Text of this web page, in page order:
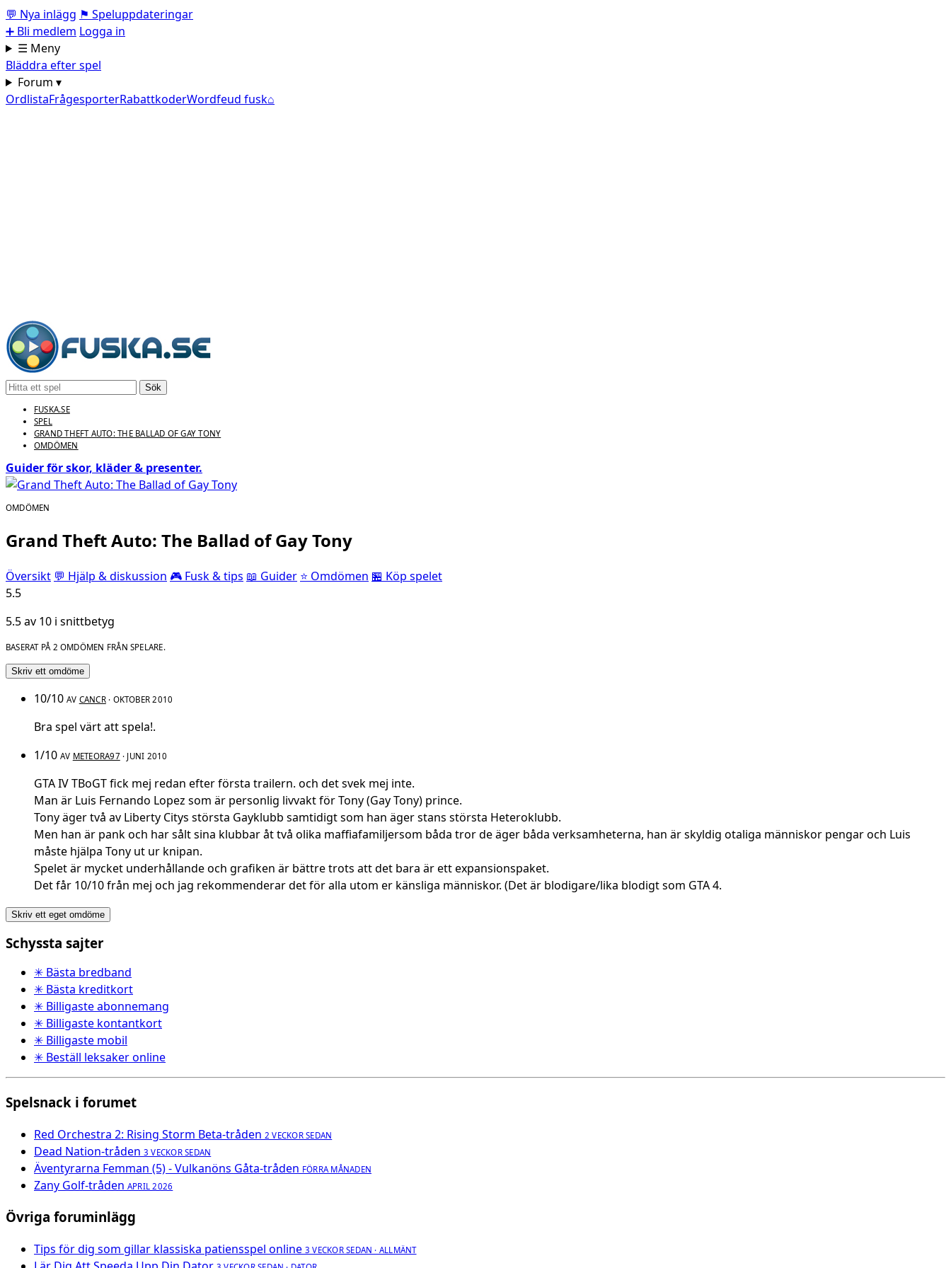
💬 Nya inlägg ⚑ Speluppdateringar
➕ Bli medlem Logga in
☰ Meny
Bläddra efter spel
Forum ▾
OrdlistaFrågesporterRabattkoderWordfeud fusk⌂
Sök
FUSKA.SE
SPEL
GRAND THEFT AUTO: THE BALLAD OF GAY TONY
OMDÖMEN
Guider för skor, kläder & presenter.
OMDÖMEN
Grand Theft Auto: The Ballad of Gay Tony
Översikt 💬 Hjälp & diskussion 🎮 Fusk & tips 📖 Guider ⭐ Omdömen 🏪 Köp spelet
5.5
5.5 av 10 i snittbetyg
BASERAT PÅ 2 OMDÖMEN FRÅN SPELARE.
Skriv ett omdöme
10/10 AV CANCR· OKTOBER 2010
Bra spel värt att spela!.
1/10 AV METEORA97 · JUNI 2010
GTA IV TBoGT fick mej redan efter första trailern. och det svek mej inte.
Man är Luis Fernando Lopez som är personlig livvakt för Tony (Gay Tony) prince.
Tony äger två av Liberty Citys största Gayklubb samtidigt som han äger stans största Heteroklubb.
Men han är pank och har sålt sina klubbar åt två olika maffiafamiljersom båda tror de äger båda verksamheterna, han är skyldig otaliga människor pengar och Luis
måste hjälpa Tony ut ur knipan.
Spelet är mycket underhållande och grafiken är bättre trots att det bara är ett expansionspaket.
Det får 10/10 från mej och jag rekommenderar det för alla utom er känsliga människor. (Det är blodigare/lika blodigt som GTA 4.
Skriv ett eget omdöme
Schyssta sajter
✳ Bästa bredband
✳ Bästa kreditkort
✳ Billigaste abonnemang
✳ Billigaste kontantkort
✳ Billigaste mobil
✳ Beställ leksaker online
Spelsnack i forumet
Red Orchestra 2: Rising Storm Beta-tråden 2 VECKOR SEDAN
Dead Nation-tråden 3 VECKOR SEDAN
Äventyrarna Femman (5) - Vulkanöns Gåta-tråden FÖRRA MÅNADEN
Zany Golf-tråden APRIL 2026
Övriga foruminlägg
Tips för dig som gillar klassiska patiensspel online 3 VECKOR SEDAN · ALLMÄNT